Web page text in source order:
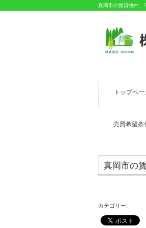
真岡市の賃貸物件
トップペー
売買希望条
真岡市の
カテゴリー: